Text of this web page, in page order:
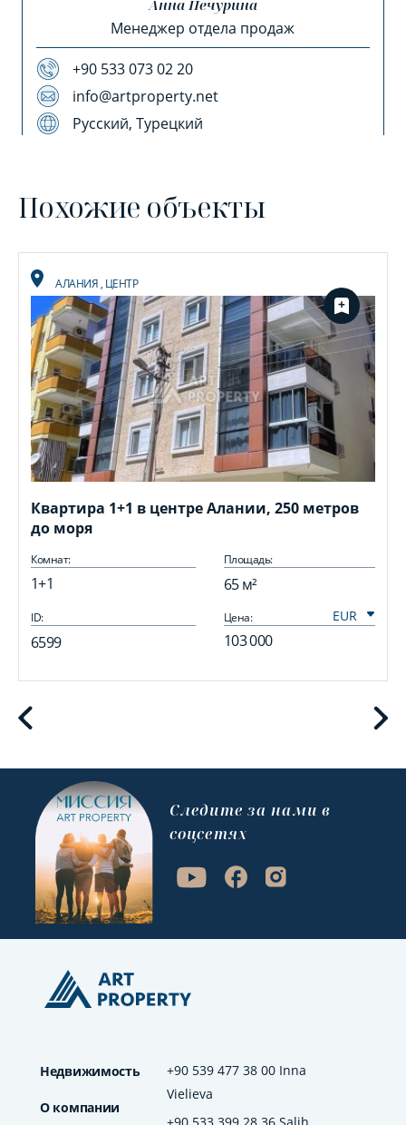
Анна Печурина
Менеджер отдела продаж
+90 533 073 02 20
info@artproperty.net
Русский, Турецкий
Похожие объекты
АЛАНИЯ, ЦЕНТР
Квартира 1+1 в центре Алании, 250 метров
до моря
Комнат:
1+1
Площадь:
65 м²
ID:
6599
Цена:
103 000
+90 539 477 38 00 Inna
Vielieva
+90 533 399 28 36 Salih
Недвижимость
О компании
Cледите за нами в
соцсетях